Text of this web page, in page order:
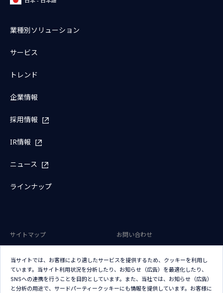
業種別ソリューション
サービス
トレンド
企業情報
採用情報
IR情報
ニュース
ラインナップ
サイトマップ
お問い合わせ
アクセシビリティポリシー
クッキー（Cookie）ポリシー
クッキー（Cookie）プリファレン
ス
当サイトでは、お客様により適したサービスを提供するため、クッキーを利用し
ています。当サイト利用状況を分析したり、お知らせ（広告）を最適化したり、
SNSへの連携を行うことを目的としています。また、当社では、お知らせ（広告）
と分析の用途で、サードパーティークッキーにも情報を提供しています。お客様に